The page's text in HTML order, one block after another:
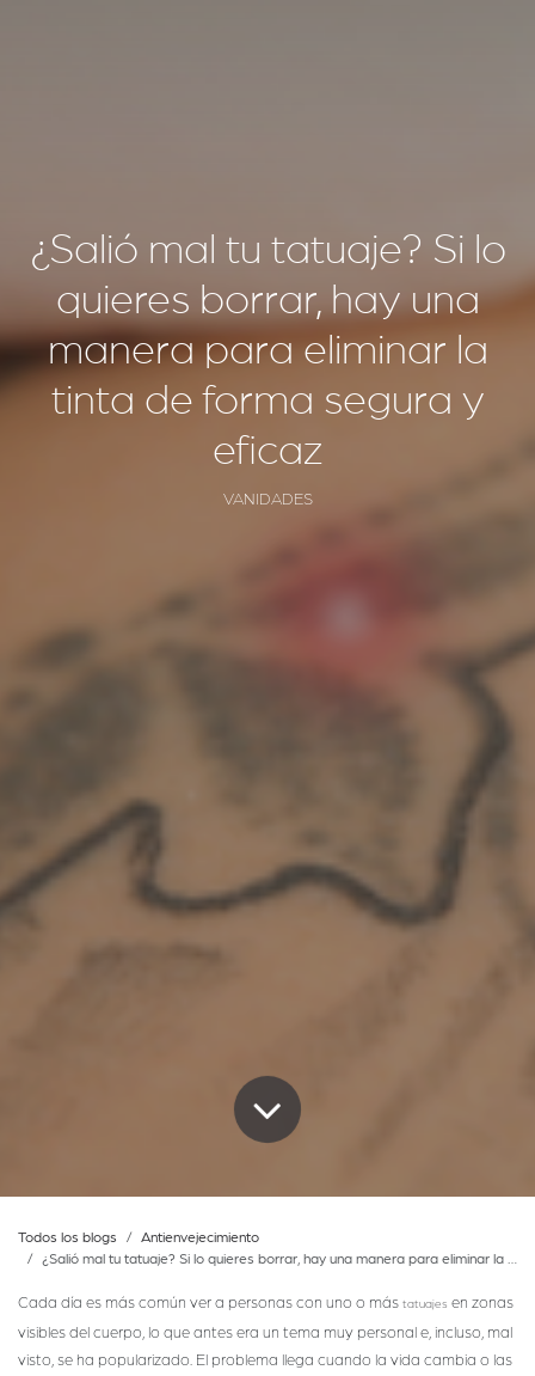
¿Salió mal tu tatuaje? Si lo
quieres borrar, hay una
manera para eliminar la
tinta de forma segura y
eficaz
VANIDADES
Todos los blogs
Antienvejecimiento
¿Salió mal tu tatuaje? Si lo quieres borrar, hay una manera para eliminar la tinta de forma segura y eficaz
Cada día es más común ver a personas con uno o más tatuajes en zonas
visibles del cuerpo, lo que antes era un tema muy personal e, incluso, mal
visto, se ha popularizado. El problema llega cuando la vida cambia o las